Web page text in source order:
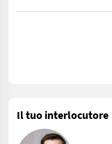
Qui viene offerto
Il tuo interlocutore